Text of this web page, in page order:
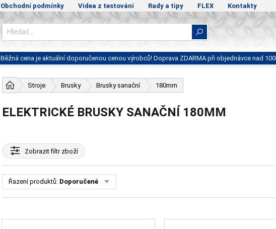
Obchodní podmínky Videa z testování Rady a tipy FLEX Kontakty
Běžná cena je aktuální doporučenou cenou výrobců! Doprava ZDARMA při objednávce nad
Stroje Brusky Brusky sanační 180mm
ELEKTRICKÉ BRUSKY SANAČNÍ 180MM
Zobrazitfiltr zboží
Řazení produktů: Doporučené